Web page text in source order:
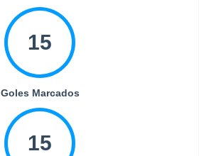
15
Goles Marcados
15